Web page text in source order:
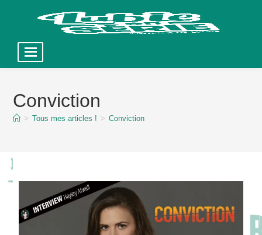
contentConviction
> Tous mes articles ! > Conviction